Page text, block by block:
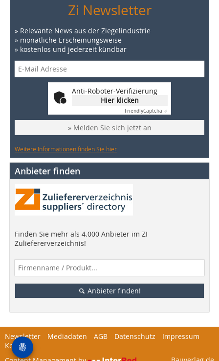
Zi Newsletter
» Relevante News aus der Ziegelindustrie
» monatliche Erscheinungsweise
» kostenlos und jederzeit kündbar
Anti-Roboter-Verifizierung
Hier klicken
FriendlyCaptcha ⇗
» Melden Sie sich jetzt an
Weitere Informationen finden Sie hier
Anbieter finden
Finden Sie mehr als 4.000 Anbieter im ZI
Zuliefererverzeichnis!
Anbieter finden!
Newsletter Mediadaten AGB Datenschutz
Impressum
Kontakt